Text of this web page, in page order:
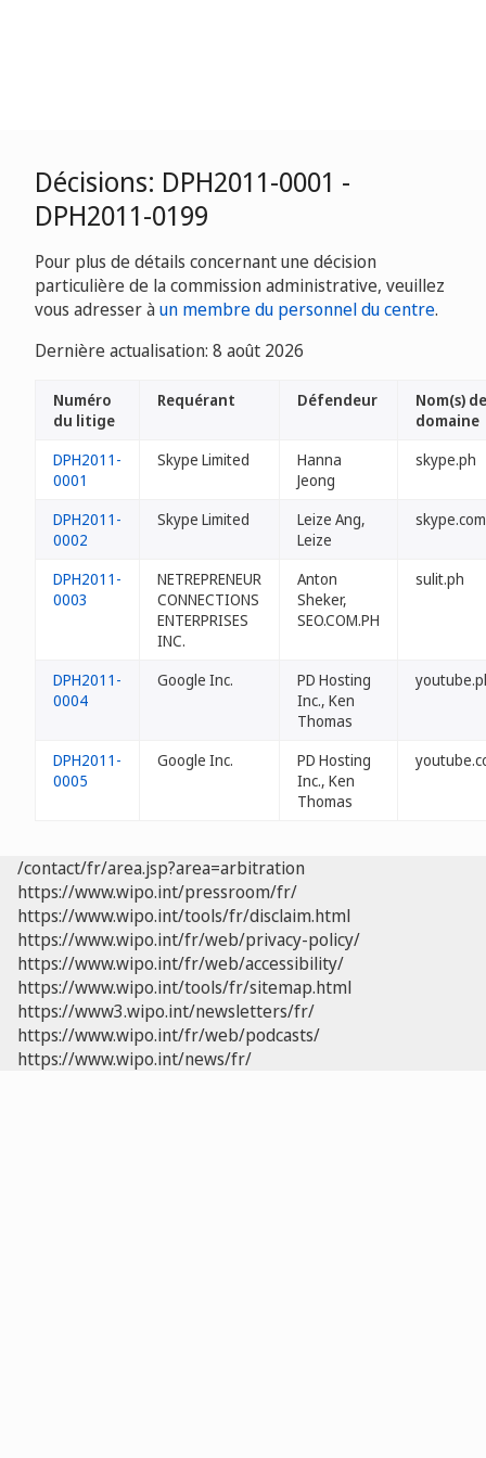
Décisions: DPH2011-0001 -
DPH2011-0199
Pour plus de détails concernant une décision
particulière de la commission administrative, veuillez
vous adresser àun membre du personnel du centre.
Dernière actualisation: 8 août 2026
Numéro
du litige
Requérant Défendeur
Nom(s) de
domaine
DPH2011-
0001
Skype Limited
Hanna
Jeong
skype.ph
DPH2011-
0002
Skype Limited
Leize Ang,
Leize
DPH2011-
0003
NETREPRENEUR
CONNECTIONS
ENTERPRISES
INC.
Anton
Sheker,
SEO.COM.PH
sulit.ph
DPH2011-
0004
Google Inc.
PD Hosting
Inc., Ken
Thomas
DPH2011-
0005
Google Inc.
PD Hosting
Inc., Ken
Thomas
/contact/fr/area.jsp?area=arbitration
https://www.wipo.int/pressroom/fr/
https://www.wipo.int/tools/fr/disclaim.html
https://www.wipo.int/fr/web/privacy-policy/
https://www.wipo.int/fr/web/accessibility/
https://www.wipo.int/tools/fr/sitemap.html
https://www3.wipo.int/newsletters/fr/
https://www.wipo.int/fr/web/podcasts/
https://www.wipo.int/news/fr/